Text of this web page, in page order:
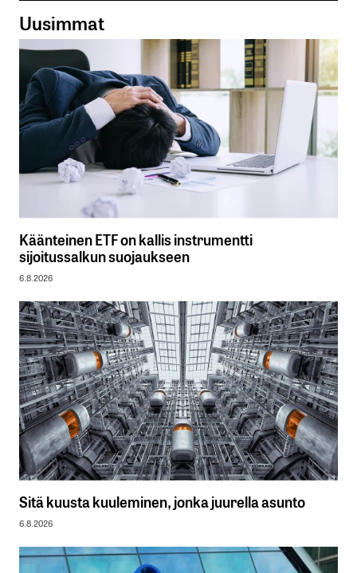
Uusimmat
Käänteinen ETF on kallis instrumentti
sijoitussalkun suojaukseen
6.8.2026
Sitä kuusta kuuleminen, jonka juurella asunto
6.8.2026